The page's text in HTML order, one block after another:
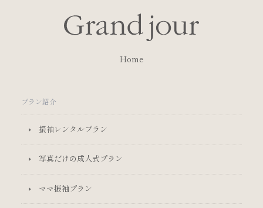
Home
プラン紹介
振袖レンタルプラン
写真だけの成人式プラン
ママ振袖プラン